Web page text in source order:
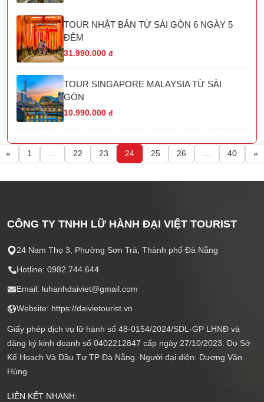
TOUR NHẬT BẢN TỪ SÀI GÒN 6 NGÀY 5
ĐÊM
31.990.000 đ
TOUR SINGAPORE MALAYSIA TỪ SÀI
GÒN
10.990.000 đ
« 1 22 23 24 25 26 40 »
CÔNG TY TNHH LỮ HÀNH ĐẠI VIỆT TOURIST
24 Nam Thọ 3, Phường Sơn Trà, Thành phố Đà Nẵng
Hotline: 0982.744.644
Email: luhanhdaiviet@gmail.com
Website: https://daivietourist.vn
Giấy phép dịch vụ lữ hành số 48-0154/2024/SDL-GP LHNĐ và
đăng ký kinh doanh số 0402212847 cấp ngày 27/10/2023. Do Sở
Kế Hoạch Và Đầu Tư TP Đà Nẵng. Người đại diện: Dương Văn
Hùng
LIÊN KẾT NHANH: